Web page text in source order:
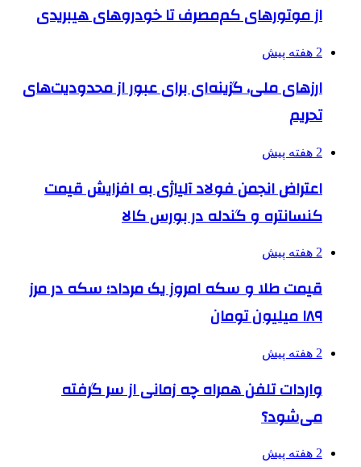
از موتورهای کم‌مصرف تا خودروهای هیبریدی
2 هفته پیش
ارزهای ملی، گزینه‌ای برای عبور از محدودیت‌های
تحریم
2 هفته پیش
اعتراض انجمن فولاد آلیاژی به افزایش قیمت
کنسانتره و گندله در بورس کالا
2 هفته پیش
قیمت طلا و سکه امروز یک مرداد؛ سکه در مرز
۱۸۹ میلیون تومان
2 هفته پیش
واردات تلفن همراه چه زمانی از سر گرفته
می‌شود؟
2 هفته پیش